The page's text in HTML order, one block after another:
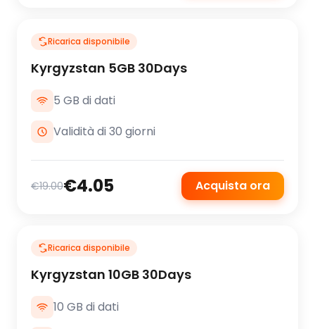
Ricarica disponibile
Kyrgyzstan 5GB 30Days
5 GB di dati
Validità di 30 giorni
€19.00€4.05 Acquista ora
Ricarica disponibile
Kyrgyzstan 10GB 30Days
10 GB di dati